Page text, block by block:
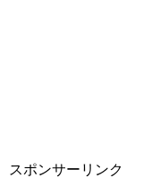
スポンサーリンク